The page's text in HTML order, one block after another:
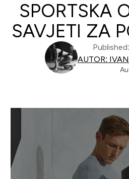
SPORTSKA
SAVJETI ZA
AUTOR: